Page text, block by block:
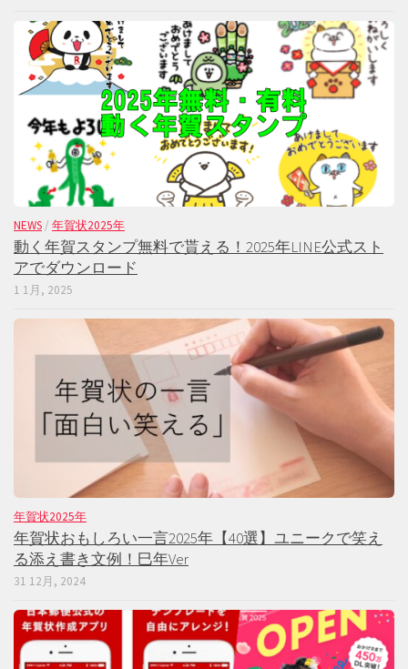
NEWS / 年賀状2025年
動く年賀スタンプ無料で貰える！2025年LINE公式スト
アでダウンロード
1 1月, 2025
年賀状2025年
年賀状おもしろい一言2025年【40選】ユニークで笑え
る添え書き文例！巳年Ver
31 12月, 2024